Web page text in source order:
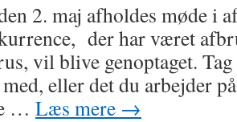
2022
2. maj afholdes møde i
der har været
vil blive genoptaget.
eller det du arbejder
… Læs mere →